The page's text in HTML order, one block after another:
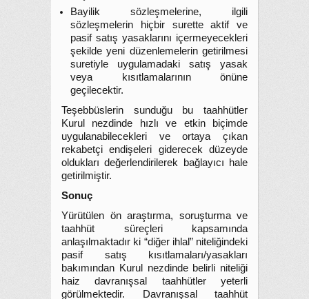
Bayilik sözleşmelerine, ilgili
sözleşmelerin hiçbir surette aktif ve
pasif satış yasaklarını içermeyecekleri
şekilde yeni düzenlemelerin getirilmesi
suretiyle uygulamadaki satış yasak
veya kısıtlamalarının önüne
geçilecektir.
Teşebbüslerin sunduğu bu taahhütler
Kurul nezdinde hızlı ve etkin biçimde
uygulanabilecekleri ve ortaya çıkan
rekabetçi endişeleri giderecek düzeyde
oldukları değerlendirilerek bağlayıcı hale
getirilmiştir.
Sonuç
Yürütülen ön araştırma, soruşturma ve
taahhüt süreçleri kapsamında
anlaşılmaktadır ki “diğer ihlal” niteliğindeki
pasif satış kısıtlamaları/yasakları
bakımından Kurul nezdinde belirli niteliği
haiz davranışsal taahhütler yeterli
görülmektedir. Davranışsal taahhüt